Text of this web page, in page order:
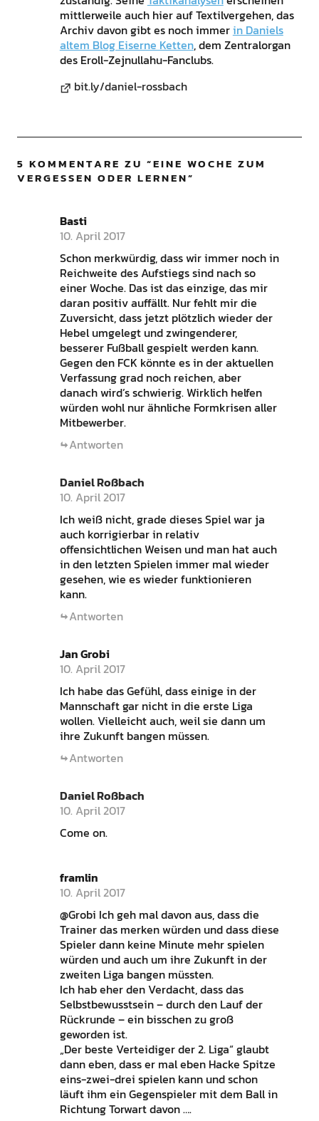
mittlerweile auch hier auf Textilvergehen, das
Archiv davon gibt es noch immerin Daniels
altem Blog Eiserne Ketten, dem Zentralorgan
des Eroll-Zejnullahu-Fanclubs.
bit.ly/daniel-rossbach
5 KOMMENTARE ZU “EINE WOCHE ZUM
VERGESSEN ODER LERNEN”
Basti
10. April 2017
Schon merkwürdig, dass wir immer noch in
Reichweite des Aufstiegs sind nach so
einer Woche. Das ist das einzige, das mir
daran positiv auffällt. Nur fehlt mir die
Zuversicht, dass jetzt plötzlich wieder der
Hebel umgelegt und zwingenderer,
besserer Fußball gespielt werden kann.
Gegen den FCK könnte es in der aktuellen
Verfassung grad noch reichen, aber
danach wird’s schwierig. Wirklich helfen
würden wohl nur ähnliche Formkrisen aller
Mitbewerber.
Antworten
Daniel Roßbach
10. April 2017
Ich weiß nicht, grade dieses Spiel war ja
auch korrigierbar in relativ
offensichtlichen Weisen und man hat auch
in den letzten Spielen immer mal wieder
gesehen, wie es wieder funktionieren
kann.
Antworten
Jan Grobi
10. April 2017
Ich habe das Gefühl, dass einige in der
Mannschaft gar nicht in die erste Liga
wollen. Vielleicht auch, weil sie dann um
ihre Zukunft bangen müssen.
Antworten
Daniel Roßbach
10. April 2017
Come on.
framlin
10. April 2017
@Grobi Ich geh mal davon aus, dass die
Trainer das merken würden und dass diese
Spieler dann keine Minute mehr spielen
würden und auch um ihre Zukunft in der
zweiten Liga bangen müssten.
Ich hab eher den Verdacht, dass das
Selbstbewusstsein – durch den Lauf der
Rückrunde – ein bisschen zu groß
geworden ist.
„Der beste Verteidiger der 2. Liga“ glaubt
dann eben, dass er mal eben Hacke Spitze
eins-zwei-drei spielen kann und schon
läuft ihm ein Gegenspieler mit dem Ball in
Richtung Torwart davon ….